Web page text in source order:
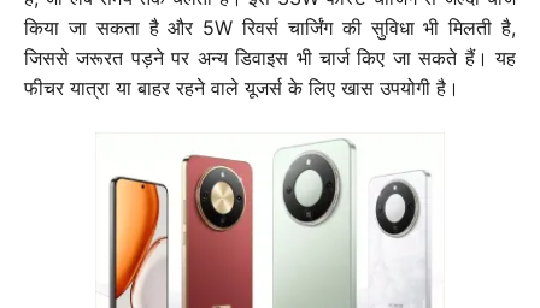
किया जा सकता है और 5W रिवर्स चार्जिंग की सुविधा भी मिलती है,
जिससे जरूरत पड़ने पर अन्य डिवाइस भी चार्ज किए जा सकते हैं। यह
फीचर यात्रा या बाहर रहने वाले यूजर्स के लिए खास उपयोगी है।